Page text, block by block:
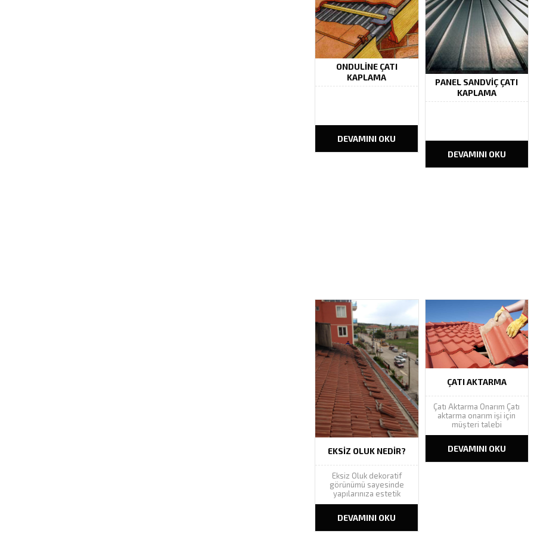
firmamız müşteri
memnuniyetini ilke
edinmiş, çalışma...
sızıntıları...
ONDULINE ÇATI
KAPLAMA
DEVAMINI OKU
PANEL SANDVIÇ ÇATI
KAPLAMA
DEVAMINI OKU
EKSIZ OLUK NEDIR?
Eksiz Oluk dekoratif
görünümü sayesinde
yapılarınıza estetik
güzellik katarak yapı
Geniş renk yelpazesinde
Ral renk kataloğundaki
DEVAMINI OKU
ÇATI AKTARMA
Çatı Aktarma Onarım Çatı
aktarma onarım işi için
müşteri talebi
doğrultusunda verilen
uygun çatı aktarma
çözümü müşterimize
DEVAMINI OKU